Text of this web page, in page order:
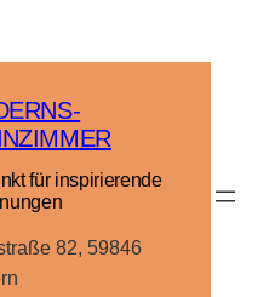
für inspirierende
82, 59846